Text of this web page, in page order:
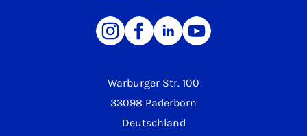
Warburger Str. 100
33098 Paderborn
Deutschland